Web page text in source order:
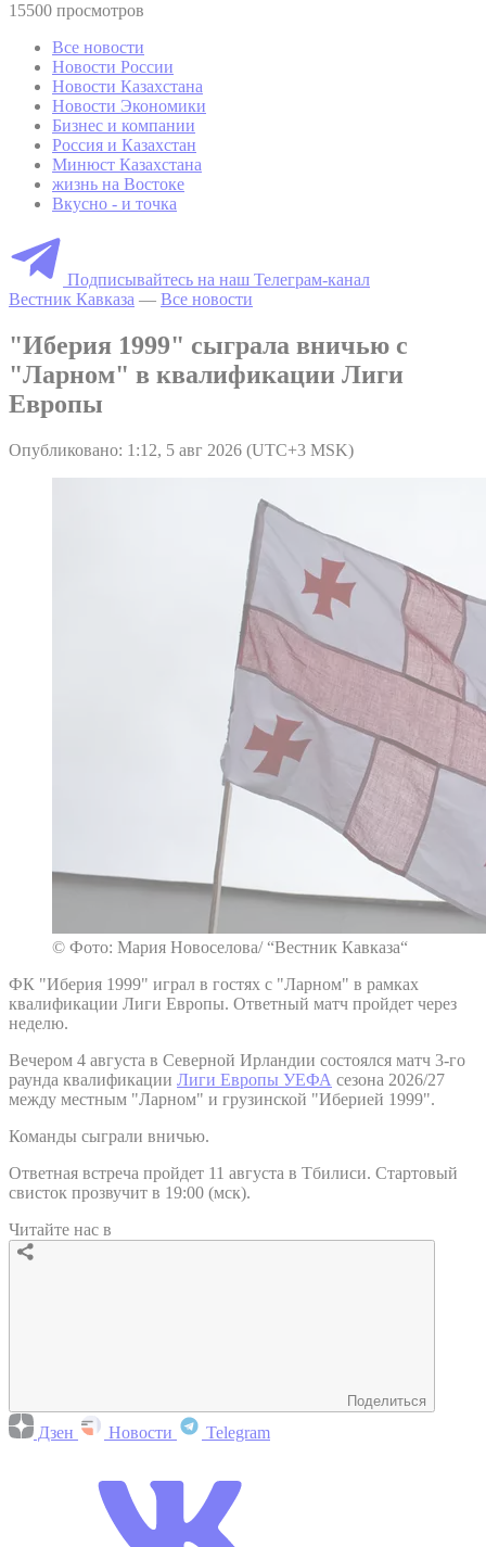
15500 просмотров
Все новости
Новости России
Новости Казахстана
Новости Экономики
Бизнес и компании
Россия и Казахстан
Минюст Казахстана
жизнь на Востоке
Вкусно - и точка
Подписывайтесь на наш Телеграм-канал
Вестник Кавказа — Все новости
"Иберия 1999" сыграла вничью с
"Ларном" в квалификации Лиги
Европы
Опубликовано: 1:12, 5 авг 2026 (UTC+3 MSK)
© Фото: Мария Новоселова/ “Вестник Кавказа“
ФК "Иберия 1999" играл в гостях с "Ларном" в рамках
квалификации Лиги Европы. Ответный матч пройдет через
неделю.
Вечером 4 августа в Северной Ирландии состоялся матч 3-го
раунда квалификации Лиги Европы УЕФА сезона 2026/27
между местным "Ларном" и грузинской "Иберией 1999".
Команды сыграли вничью.
Ответная встреча пройдет 11 августа в Тбилиси. Стартовый
свисток прозвучит в 19:00 (мск).
Читайте нас в
Поделиться
Дзен Новости Telegram